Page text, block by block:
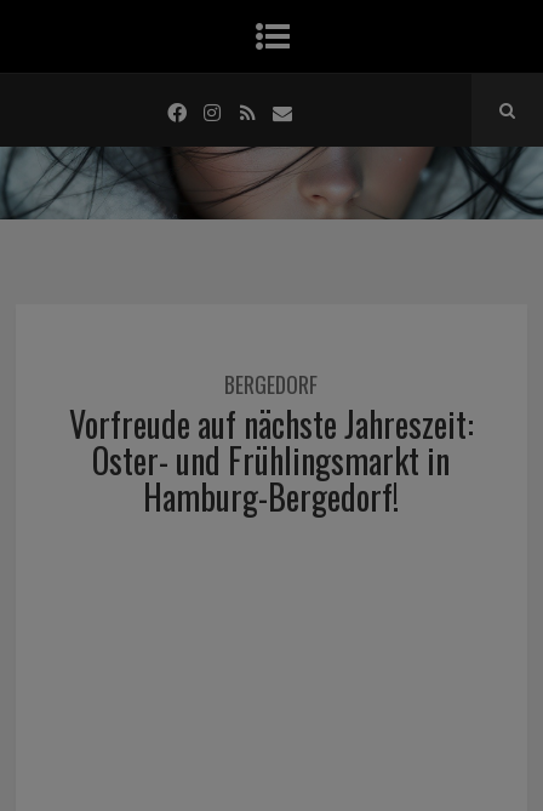
BERGEDORF
Vorfreude auf nächste Jahreszeit:
Oster- und Frühlingsmarkt in
Hamburg-Bergedorf!